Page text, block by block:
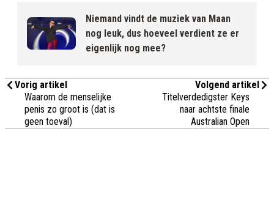
Niemand vindt de muziek van Maan
nog leuk, dus hoeveel verdient ze er
eigenlijk nog mee?
Vorig artikel
Waarom de menselijke
penis zo groot is (dat is
geen toeval)
Volgend artikel
Titelverdedigster Keys
naar achtste finale
Australian Open